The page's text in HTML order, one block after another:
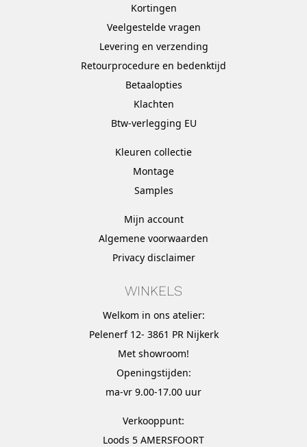
Kortingen
Veelgestelde vragen
Levering en verzending
Retourprocedure en bedenktijd
Betaalopties
Klachten
Btw-verlegging EU
Kleuren collectie
Montage
Samples
Mijn account
Algemene voorwaarden
Privacy disclaimer
WINKELS
Welkom in ons atelier:
Pelenerf 12- 3861 PR Nijkerk
Met showroom!
Openingstijden:
ma-vr 9.00-17.00 uur
Verkooppunt:
Loods 5 AMERSFOORT